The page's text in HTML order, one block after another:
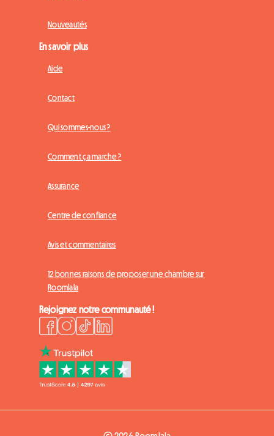
Nouveautés
En savoir plus
Aide
Contact
Qui sommes-nous ?
Comment ça marche ?
Assurance
Centre de confiance
Avis et commentaires
12 bonnes raisons de proposer une chambre sur
Roomlala
Rejoignez notre communauté !